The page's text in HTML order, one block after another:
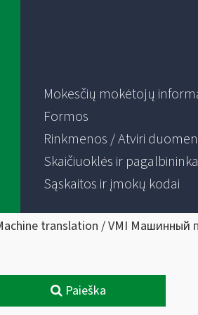
Mokesčių mokėtojų
Formos
Rinkmenos / Atviri
Skaičiuoklės ir
Sąskaitos ir įmokų kodai
translation / VMI Машинный
Paieška